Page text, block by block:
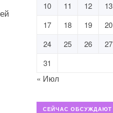
10
11 12 13
17
18 19 20
24
25 26 27
31
« Июл
СЕЙЧАС ОБСУЖДАЮТ